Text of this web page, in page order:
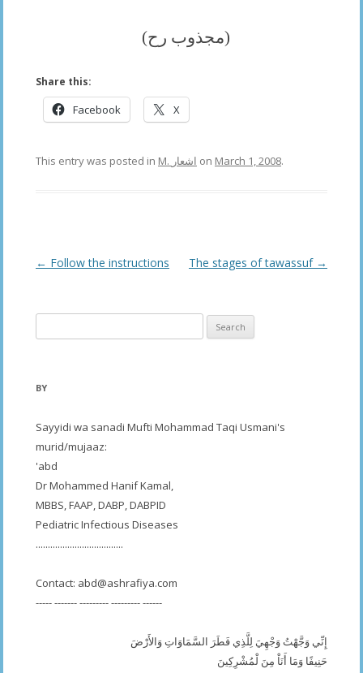
(مجذوب رح)
Share this:
Facebook X
This entry was posted in M. اشعار on March 1, 2008.
Post
← Follow the instructions The stages of tawassuf →
for:
BY
Sayyidi wa sanadi Mufti Mohammad Taqi Usmani's
murid/mujaaz:
'abd
Dr Mohammed Hanif Kamal,
MBBS, FAAP, DABP, DABPID
Pediatric Infectious Diseases
....................................
Contact: abd@ashrafiya.com
----- ------- --------- --------- ------
إِنِّي وَجَّهْتُ وَجْهِيَ لِلَّذِي فَطَرَ السَّمَاوَاتِ وَالأَرْضَ
حَنِيفًا وَمَا أَنَاْ مِنَ لْمُشْرِكِينَ